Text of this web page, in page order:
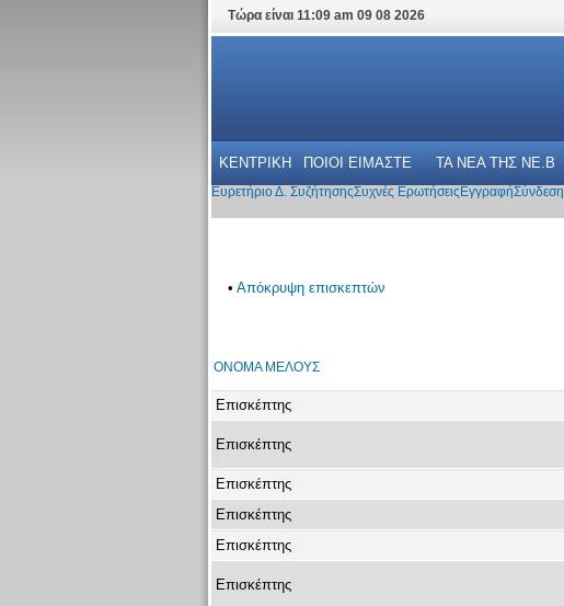
Τώρα είναι 11:09 am 09 08 2026
ΚΕΝΤΡΙΚΗ ΠΟΙΟΙ ΕΙΜΑΣΤΕ ΤΑ ΝΕΑ THΣ NE.B
Ευρετήριο Δ. ΣυζήτησηςΣυχνές Ερωτήσεις ΕγγραφήΣύνδεση
• Απόκρυψη επισκεπτών
ΌΝΟΜΑ ΜΈΛΟΥΣ
Επισκέπτης
Επισκέπτης
Επισκέπτης
Επισκέπτης
Επισκέπτης
Επισκέπτης